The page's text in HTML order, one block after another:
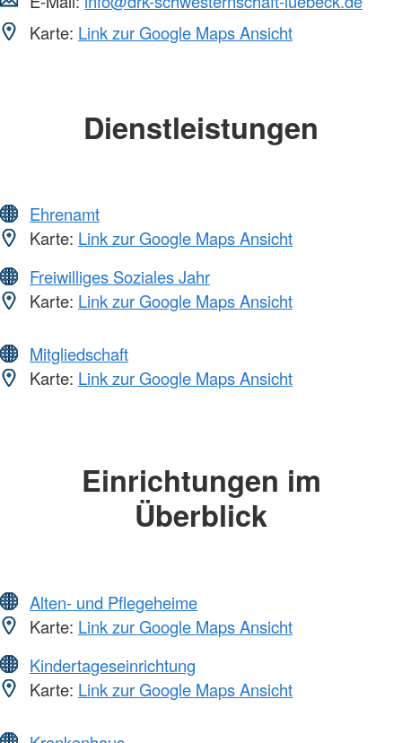
Karte: Link zur Google Maps Ansicht
Dienstleistungen
Ehrenamt
Karte: Link zur Google Maps Ansicht
Freiwilliges Soziales Jahr
Karte: Link zur Google Maps Ansicht
Mitgliedschaft
Karte: Link zur Google Maps Ansicht
Einrichtungen im
Überblick
Alten- und Pflegeheime
Karte: Link zur Google Maps Ansicht
Kindertageseinrichtung
Karte: Link zur Google Maps Ansicht